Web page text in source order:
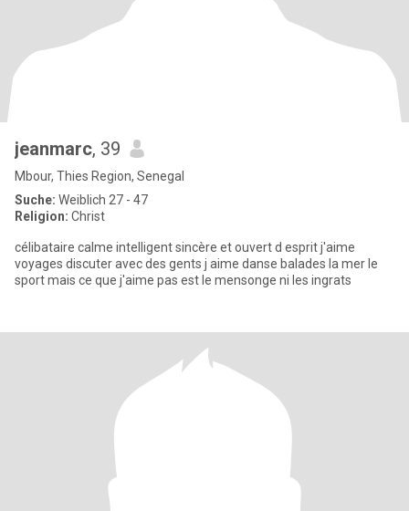
jeanmarc, 39
Mbour, Thies Region, Senegal
Suche: Weiblich 27 - 47
Religion: Christ
célibataire calme intelligent sincère et ouvert d esprit j'aime
voyages discuter avec des gents j aime danse balades la mer le
sport mais ce que j'aime pas est le mensonge ni les ingrats